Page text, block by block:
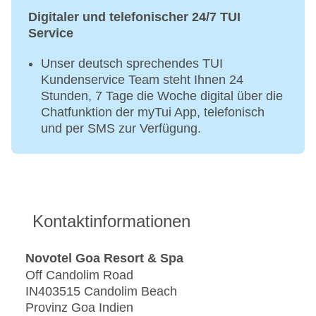
Digitaler und telefonischer 24/7 TUI
Service
Unser deutsch sprechendes TUI
Kundenservice Team steht Ihnen 24
Stunden, 7 Tage die Woche digital über die
Chatfunktion der myTui App, telefonisch
und per SMS zur Verfügung.
Kontaktinformationen
Novotel Goa Resort & Spa
Off Candolim Road
IN403515 Candolim Beach
Provinz Goa Indien